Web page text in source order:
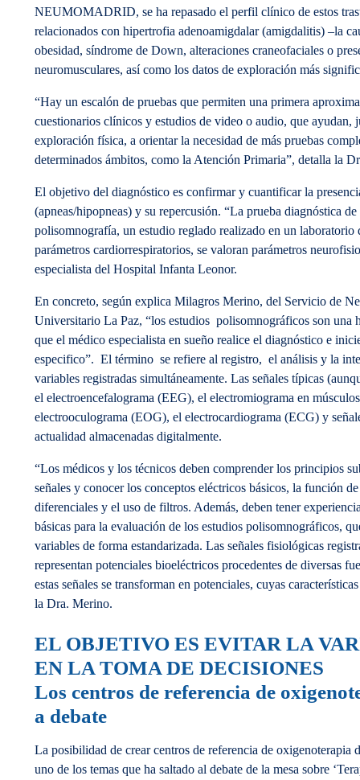
NEUMOMADRID, se ha repasado el perfil clínico de estos
relacionados con hipertrofia adenoamigdalar (amigdalitis) –la
obesidad, síndrome de Down, alteraciones craneofaciales o
neuromusculares, así como los datos de exploración más
“Hay un escalón de pruebas que permiten una primera
cuestionarios clínicos y estudios de video o audio, que ayudan,
exploración física, a orientar la necesidad de más pruebas
determinados ámbitos, como la Atención Primaria”, detalla la
El objetivo del diagnóstico es confirmar y cuantificar la
(apneas/hipopneas) y su repercusión. “La prueba diagnóstica de
polisomnografía, un estudio reglado realizado en un laboratorio
parámetros cardiorrespiratorios, se valoran parámetros
especialista del Hospital Infanta Leonor.
En concreto, según explica Milagros Merino, del Servicio de
Universitario La Paz, “los estudios polisomnográficos son una
que el médico especialista en sueño realice el diagnóstico e
especifico”. El término se refiere al registro, el análisis y la
variables registradas simultáneamente. Las señales típicas
el electroencefalograma (EEG), el electromiograma en
electrooculograma (EOG), el electrocardiograma (ECG) y
actualidad almacenadas digitalmente.
“Los médicos y los técnicos deben comprender los principios
señales y conocer los conceptos eléctricos básicos, la función
diferenciales y el uso de filtros. Además, deben tener
básicas para la evaluación de los estudios polisomnográficos,
variables de forma estandarizada. Las señales fisiológicas
representan potenciales bioeléctricos procedentes de diversas
estas señales se transforman en potenciales, cuyas
la Dra. Merino.
EL OBJETIVO ES EVITAR LA
EN LA TOMA DE DECISIONES
Los centros de referencia de
a debate
La posibilidad de crear centros de referencia de oxigenoterapia
uno de los temas que ha saltado al debate de la mesa sobre